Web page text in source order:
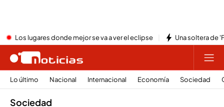
Los lugares donde mejor se va a ver el eclipse Una soltera de
Lo último Nacional Internacional Economía Sociedad
Sociedad